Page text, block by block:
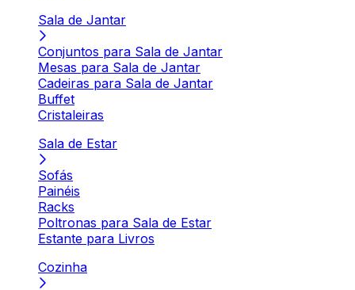
Sala de Jantar
Conjuntos para Sala de Jantar
Mesas para Sala de Jantar
Cadeiras para Sala de Jantar
Buffet
Cristaleiras
Sala de Estar
Sofás
Painéis
Racks
Poltronas para Sala de Estar
Estante para Livros
Cozinha